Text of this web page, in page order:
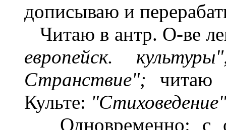
дописываю и
Читаю в антр. О-ве
европейск.
Странствие"; читаю
Культе:
Одновременно: с